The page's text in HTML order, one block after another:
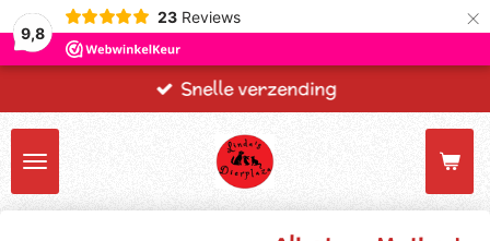
9,8
23 Reviews ×
Snelle verzending